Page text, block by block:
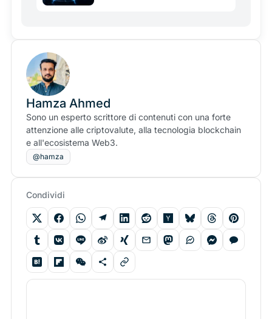
Hamza Ahmed
Sono un esperto scrittore di contenuti con una forte
attenzione alle criptovalute, alla tecnologia blockchain
e all'ecosistema Web3.
@hamza
Condividi